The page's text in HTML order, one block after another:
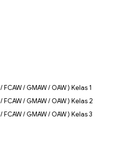
/ GMAW / OAW ) Kelas 1
FCAW / GMAW / OAW ) Kelas 2
FCAW / GMAW / OAW ) Kelas 3